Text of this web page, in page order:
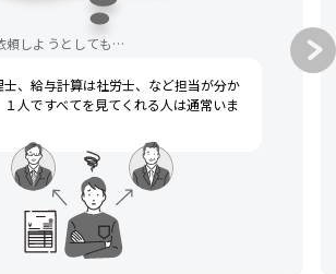
頼しようとしても…
士、給与計算は社労士、など担当が分か
人ですべてを見てくれる人は通常いま